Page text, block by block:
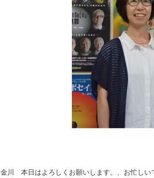
金川 本日はよろしくお願いします。、お忙しい